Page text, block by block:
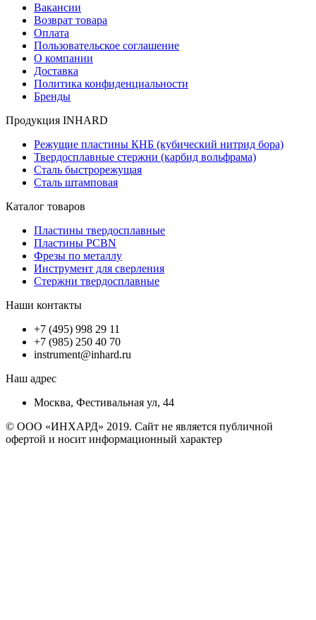
Вакансии
Возврат товара
Оплата
Пользовательское соглашение
О компании
Доставка
Политика конфиденциальности
Бренды
Продукция INHARD
Режущие пластины КНБ (кубический нитрид бора)
Твердосплавные стержни (карбид вольфрама)
Сталь быстрорежущая
Сталь штамповая
Каталог товаров
Пластины твердосплавные
Пластины PCBN
Фрезы по металлу
Инструмент для сверления
Стержни твердосплавные
Наши контакты
+7 (495) 998 29 11
+7 (985) 250 40 70
instrument@inhard.ru
Наш адрес
Москва, Фестивальная ул, 44
© ООО «ИНХАРД» 2019. Сайт не является публичной
офертой и носит информационный характер